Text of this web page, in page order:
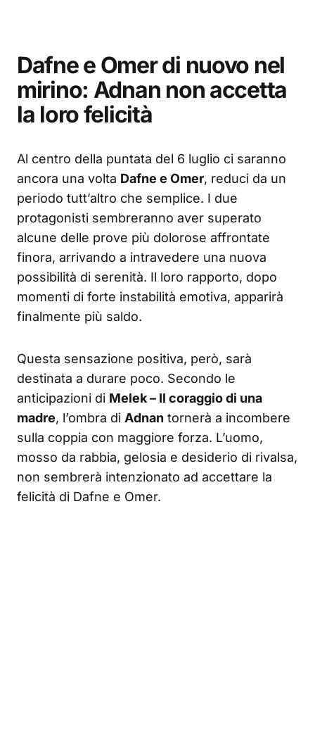
Dafne e Omer di nuovo nel
mirino: Adnan non accetta
la loro felicità
Al centro della puntata del 6 luglio ci saranno
ancora una volta Dafne e Omer, reduci da un
periodo tutt’altro che semplice. I due
protagonisti sembreranno aver superato
alcune delle prove più dolorose affrontate
finora, arrivando a intravedere una nuova
possibilità di serenità. Il loro rapporto, dopo
momenti di forte instabilità emotiva, apparirà
finalmente più saldo.
Questa sensazione positiva, però, sarà
destinata a durare poco. Secondo le
anticipazioni di Melek – Il coraggio di una
madre, l’ombra di Adnan tornerà a incombere
sulla coppia con maggiore forza. L’uomo,
mosso da rabbia, gelosia e desiderio di rivalsa,
non sembrerà intenzionato ad accettare la
felicità di Dafne e Omer.